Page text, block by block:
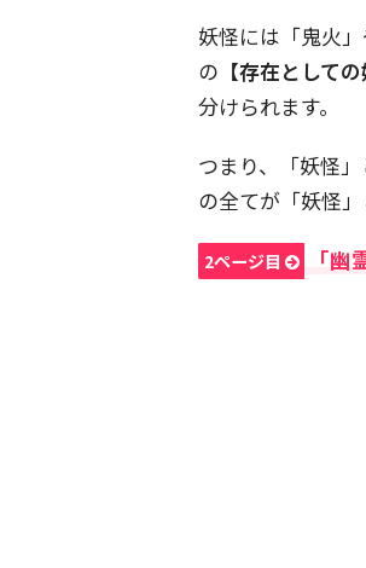
妖怪には「鬼火
の 【存在としての
分けられます。
つまり、「妖怪
の全てが「妖怪」
2ページ目 「